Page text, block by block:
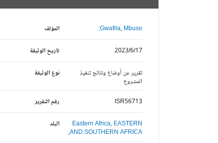
المؤلف Gwafila, Mbuso;
تاريخ الوثيقة 2023/6/17
نوع الوثيقة
تقرير عن أوضاع ونتائج تنفيذ
المشروع
رقم التقرير
ISR56713
البلد Eastern Africa,EASTERN
AND SOUTHERN AFRICA,